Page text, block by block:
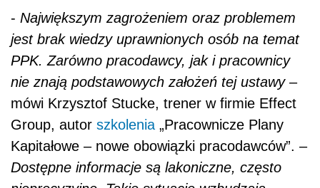
- Największym zagrożeniem oraz problemem
jest brak wiedzy uprawnionych osób na temat
PPK. Zarówno pracodawcy, jak i pracownicy
nie znają podstawowych założeń tej ustawy –
mówi Krzysztof Stucke, trener w firmie Effect
Group, autor szkolenia „Pracownicze Plany
Kapitałowe – nowe obowiązki pracodawców”. –
Dostępne informacje są lakoniczne, często